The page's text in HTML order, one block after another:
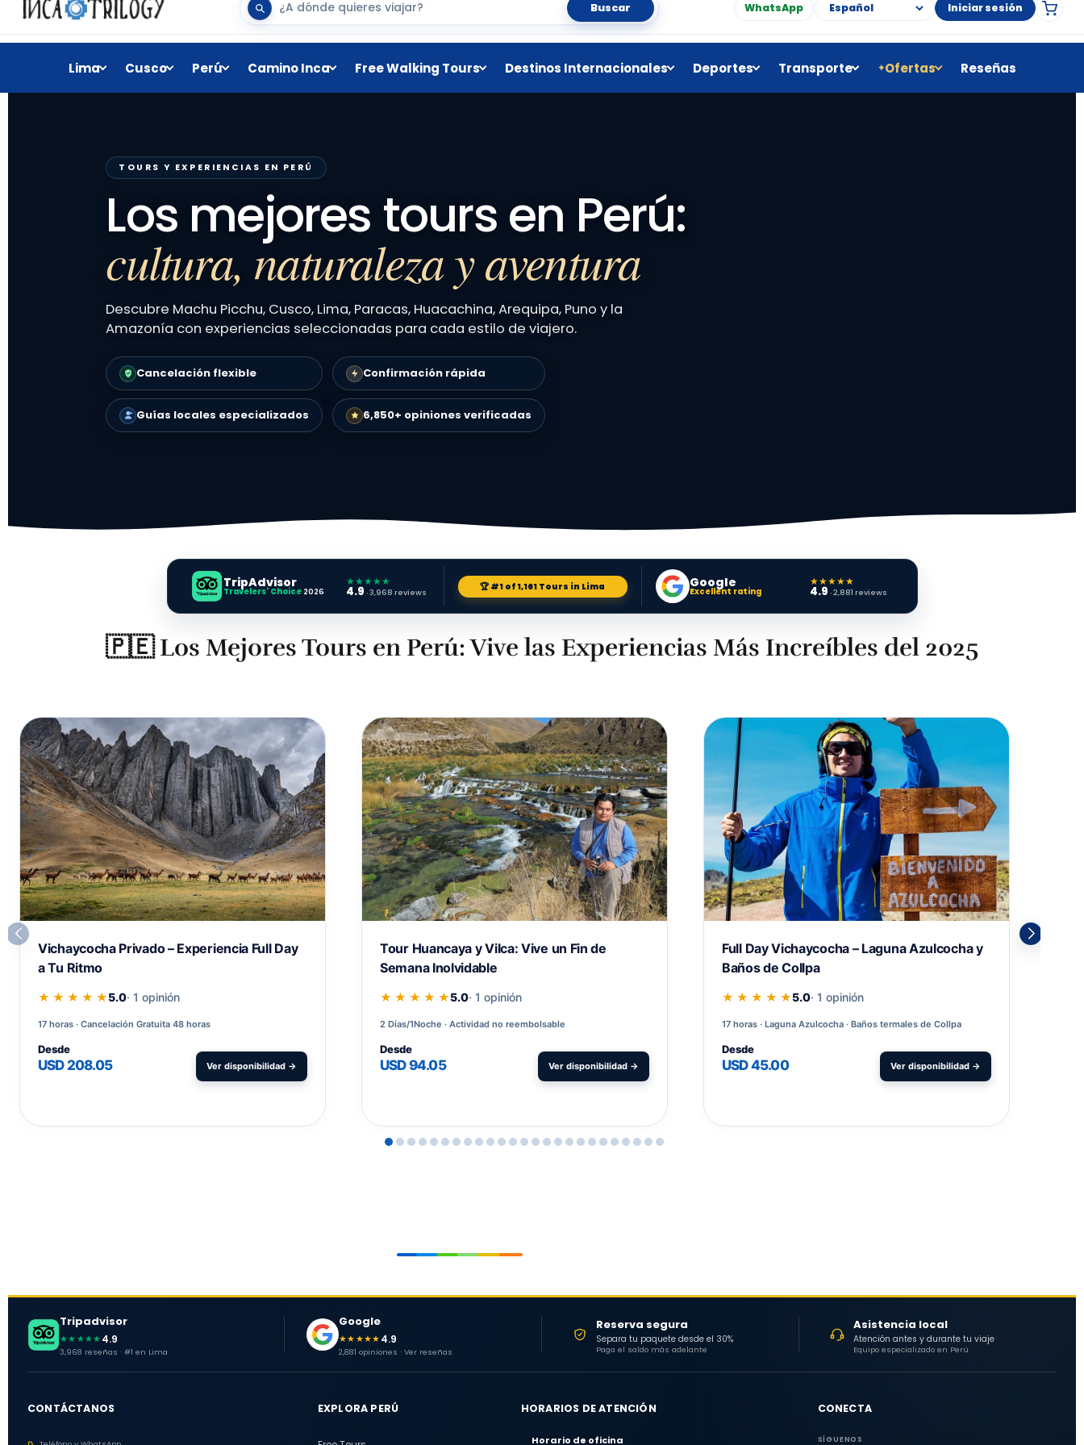
Buscar WhatsApp Iniciar sesión
Lima Cusco Perú Camino Inca Free Walking Tours Destinos Internacionales Deportes Transporte ✦Ofertas Reseñas
TOURS Y EXPERIENCIAS EN PERÚ
Los mejores tours en Perú:
cultura, naturaleza y aventura
Descubre Machu Picchu, Cusco, Lima, Paracas, Huacachina, Arequipa, Puno y la
Amazonía con experiencias seleccionadas para cada estilo de viajero.
Cancelación flexible Confirmación rápida
Guías locales especializados 6,850+ opiniones verificadas
TripAdvisor
Travelers' Choice 2026
★★★★★
4.9 · 3,968 reviews 🏆 #1 of 1,161 Tours in Lima Google
Excellent rating
★★★★★
4.9 · 2,881 reviews
🇵🇪 Los Mejores Tours en Perú: Vive las Experiencias Más Increíbles del 2025
Vichaycocha Privado – Experiencia Full Day
a Tu Ritmo
★ ★ ★ ★ ★5.0· 1 opinión
17 horas Cancelación Gratuita 48 horas
Desde
USD 208.05 Ver disponibilidad →
Tour Huancaya y Vilca: Vive un Fin de
Semana Inolvidable
★ ★ ★ ★ ★5.0· 1 opinión
2 Días/1Noche Actividad no reembolsable
Desde
USD 94.05 Ver disponibilidad →
Full Day Vichaycocha – Laguna Azulcocha y
Baños de Collpa
★ ★ ★ ★ ★5.0· 1 opinión
17 horas Laguna Azulcocha · Baños termales de Collpa
Desde
USD 45.00 Ver disponibilidad →
Tripadvisor
★★★★★ 4.9
3,968 reseñas · #1 en Lima
Google
★★★★★ 4.9
2,881 opiniones · Ver reseñas
Reserva segura
Separa tu paquete desde el 30%
Paga el saldo más adelante
Asistencia local
Atención antes y durante tu viaje
Equipo especializado en Perú
CONTÁCTANOS EXPLORA PERÚ HORARIOS DE ATENCIÓN
Horario de oficina
CONECTA
SÍGUENOS